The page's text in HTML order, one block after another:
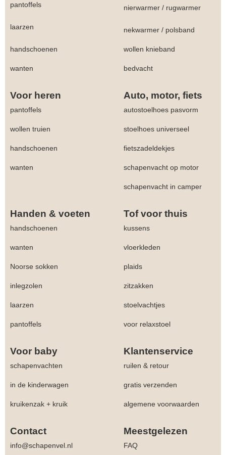
pantoffels nierwarmer / rugwarmer
laarzen nekwarmer / polsband
handschoenen wollen knieband
wanten bedvacht
Voor heren Auto, motor, fiets
pantoffels autostoelhoes pasvorm
wollen truien stoelhoes universeel
handschoenen fietszadeldekjes
wanten schapenvacht op motor
schapenvacht in camper
Handen & voeten Tof voor thuis
handschoenen kussens
wanten vloerkleden
Noorse sokken plaids
inlegzolen zitzakken
laarzen stoelvachtjes
pantoffels voor relaxstoel
Voor baby Klantenservice
schapenvachten ruilen & retour
in de kinderwagen gratis verzenden
kruikenzak + kruik algemene voorwaarden
Contact Meestgelezen
info@schapenvel.nl FAQ